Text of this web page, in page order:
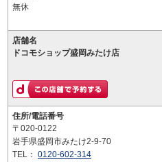
無休
店舗名
ドコモショップ盛岡みたけ店
住所/電話番号
〒020-0122
岩手県盛岡市みたけ2-9-70
TEL： 0120-602-314